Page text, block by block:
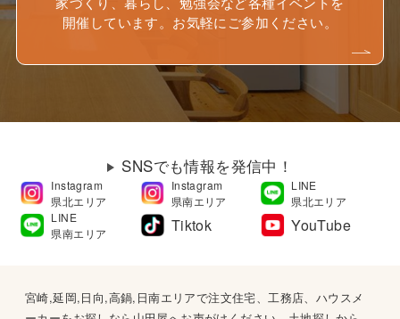
開催しています。お気軽にご参加ください。
SNSでも情報を発信中！
Instagram
県北エリア
Instagram
県南エリア
LINE
県北エリア
LINE
県南エリア
Tiktok YouTube
宮崎,延岡,日向,高鍋,日南エリアで注文住宅、工務店、ハウスメ